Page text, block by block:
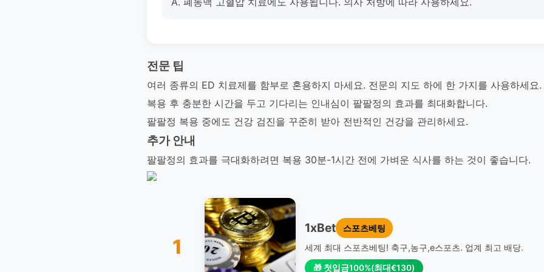
전문 팁
여러 종류의 ED 치료제를 함부로 혼용하지 마세요. 전문의 지도 하에 한 가지를 사용하세요.
복용 후 충분한 시간을 두고 기다리는 인내심이 팔팔정의 효과를 최대화합니다.
팔팔정 복용 중에도 건강 검진을 꾸준히 받아 전반적인 건강을 관리하세요.
추가 안내
팔팔정의 효과를 극대화하려면 복용 30분-1시간 전에 가벼운 식사를 하는 것이 좋습니다.
1
1xBet
스포츠베팅
세계 최대 스포츠베팅! 축구,농구,e스포츠. 업계 최고 배당.
🎁 첫입금100%(최대€130)